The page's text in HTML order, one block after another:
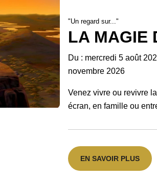
"Un regard sur..."
LA MAGIE
Du : mercredi 5 août
novembre 2026
Venez vivre ou revivre
écran, en famille ou
EN SAVOIR PLUS